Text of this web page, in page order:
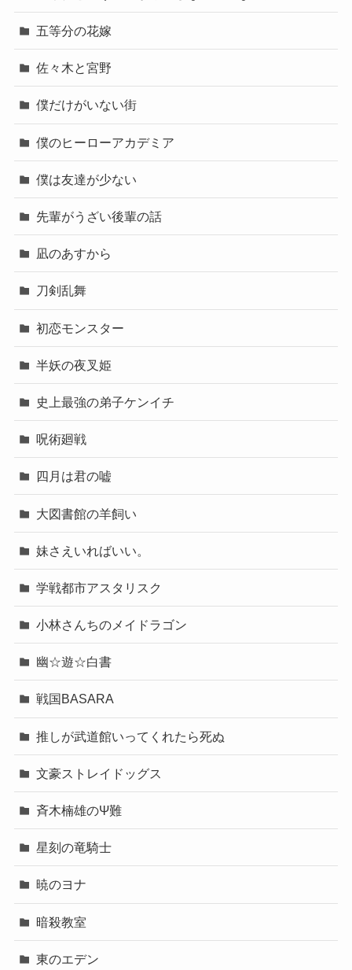
五等分の花嫁
佐々木と宮野
僕だけがいない街
僕のヒーローアカデミア
僕は友達が少ない
先輩がうざい後輩の話
凪のあすから
刀剣乱舞
初恋モンスター
半妖の夜叉姫
史上最強の弟子ケンイチ
呪術廻戦
四月は君の嘘
大図書館の羊飼い
妹さえいればいい。
学戦都市アスタリスク
小林さんちのメイドラゴン
幽☆遊☆白書
戦国BASARA
推しが武道館いってくれたら死ぬ
文豪ストレイドッグス
斉木楠雄のΨ難
星刻の竜騎士
暁のヨナ
暗殺教室
東のエデン